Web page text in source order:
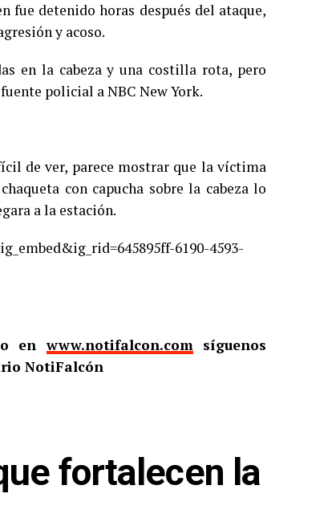
fue detenido horas después del ataque,
y acoso.
en la cabeza y una costilla rota, pero
policial a NBC New York.
de ver, parece mostrar que la víctima
con capucha sobre la cabeza lo
a la estación.
6190-4593-
enwww.notifalcon.comsíguenos
NotiFalcón
fortalecen la